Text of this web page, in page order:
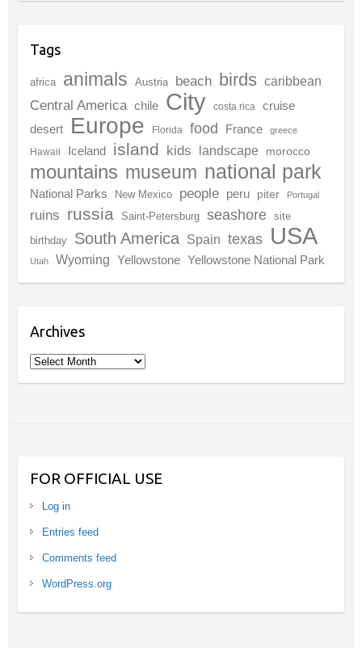
Tags
africa animals Austria beach birds caribbean
Central America chile City costa rica cruise
desert Europe Florida food France greece
Hawaii Iceland island kids landscape morocco
mountains museum national park
National Parks New Mexico people peru piter Portugal
ruins russia Saint-Petersburg seashore
site
birthday
South America Spain texas USA
Utah Wyoming Yellowstone Yellowstone National Park
Archives
Archives
FOR OFFICIAL USE
Log in
Entries feed
Comments feed
WordPress.org